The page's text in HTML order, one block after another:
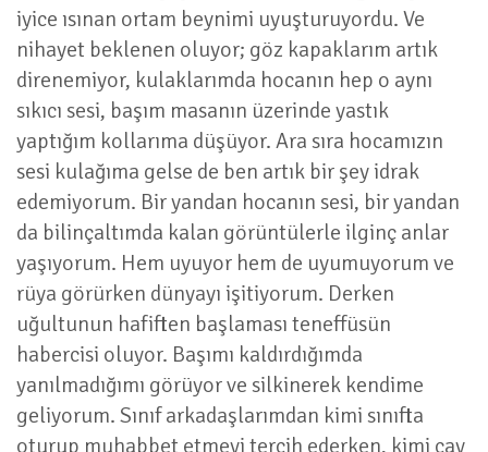
iyice ısınan ortam beynimi uyuşturuyordu. Ve
nihayet beklenen oluyor; göz kapaklarım artık
direnemiyor, kulaklarımda hocanın hep o aynı
sıkıcı sesi, başım masanın üzerinde yastık
yaptığım kollarıma düşüyor. Ara sıra hocamızın
sesi kulağıma gelse de ben artık bir şey idrak
edemiyorum. Bir yandan hocanın sesi, bir yandan
da bilinçaltımda kalan görüntülerle ilginç anlar
yaşıyorum. Hem uyuyor hem de uyumuyorum ve
rüya görürken dünyayı işitiyorum. Derken
uğultunun hafiften başlaması teneffüsün
habercisi oluyor. Başımı kaldırdığımda
yanılmadığımı görüyor ve silkinerek kendime
geliyorum. Sınıf arkadaşlarımdan kimi sınıfta
oturup muhabbet etmeyi tercih ederken, kimi çay